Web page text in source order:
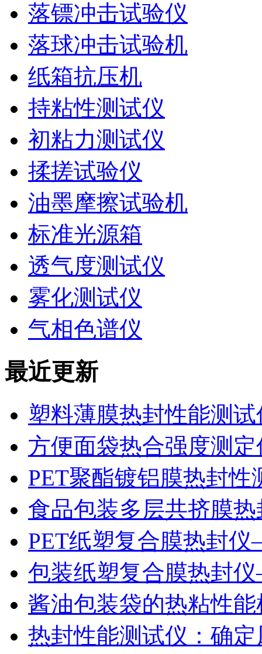
落镖冲击试验仪
落球冲击试验机
纸箱抗压机
持粘性测试仪
初粘力测试仪
揉搓试验仪
油墨摩擦试验机
标准光源箱
透气度测试仪
雾化测试仪
气相色谱仪
最近更新
塑料薄膜热封性能测
方便面袋热合强度测
PET聚酯镀铝膜热封性
食品包装多层共挤膜
PET纸塑复合膜热封
包装纸塑复合膜热封
酱油包装袋的热粘性
热封性能测试仪：确